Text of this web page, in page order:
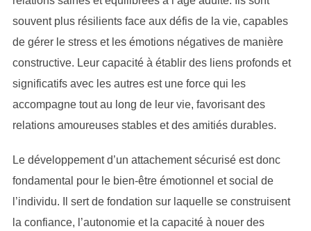
souvent plus résilients face aux défis de la vie, capables
de gérer le stress et les émotions négatives de manière
constructive. Leur capacité à établir des liens profonds et
significatifs avec les autres est une force qui les
accompagne tout au long de leur vie, favorisant des
relations amoureuses stables et des amitiés durables.
Le développement d’un attachement sécurisé est donc
fondamental pour le bien-être émotionnel et social de
l’individu. Il sert de fondation sur laquelle se construisent
la confiance, l’autonomie et la capacité à nouer des